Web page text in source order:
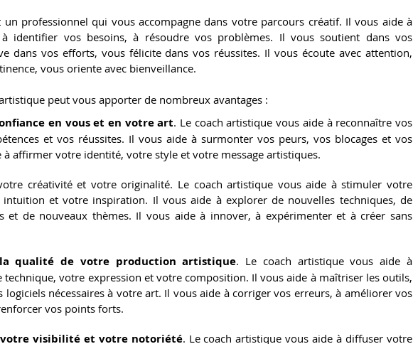
un professionnel qui vous accompagne dans votre parcours créatif. Il vous aide à
identifier vos besoins, à résoudre vos problèmes. Il vous soutient dans vos
dans vos efforts, vous félicite dans vos réussites. Il vous écoute avec attention,
vous oriente avec bienveillance.
peut vous apporter de nombreux avantages :
en vous et en votre art. Le coach artistique vous aide à reconnaître vos
et vos réussites. Il vous aide à surmonter vos peurs, vos blocages et vos
à affirmer votre identité, votre style et votre message artistiques.
créativité et votre originalité. Le coach artistique vous aide à stimuler votre
et votre inspiration. Il vous aide à explorer de nouvelles techniques, de
et de nouveaux thèmes. Il vous aide à innover, à expérimenter et à créer sans
qualité de votre production artistique. Le coach artistique vous aide à
votre expression et votre composition. Il vous aide à maîtriser les outils,
logiciels nécessaires à votre art. Il vous aide à corriger vos erreurs, à améliorer vos
vos points forts.
votre visibilité et votre notoriété. Le coach artistique vous aide à diffuser votre